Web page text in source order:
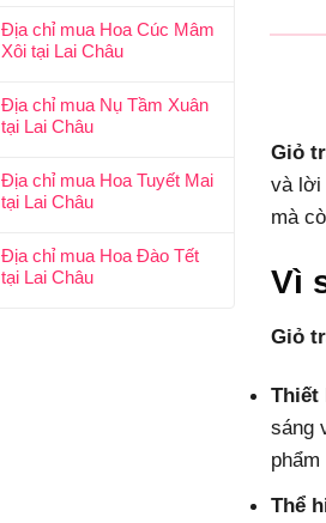
Địa chỉ mua Hoa Cúc Mâm
Xôi tại Lai Châu
Địa chỉ mua Nụ Tầm Xuân
tại Lai Châu
Địa chỉ mua Hoa Tuyết Mai
tại Lai Châu
Địa chỉ mua Hoa Đào Tết
tại Lai Châu
Giỏ
và lời
mà
Vì
Giỏ
Thiết
sáng
phẩm
Thể